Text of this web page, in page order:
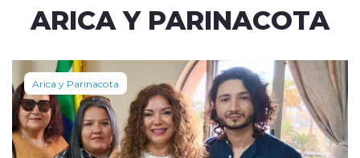
ARICA Y PARINACOTA
Arica y Parinacota